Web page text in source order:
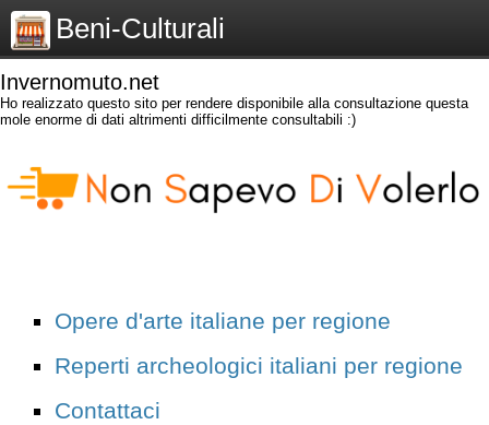
Beni-Culturali
Invernomuto.net
Ho realizzato questo sito per rendere disponibile alla consultazione questa
mole enorme di dati altrimenti difficilmente consultabili :)
Opere d'arte italiane per regione
Reperti archeologici italiani per regione
Contattaci